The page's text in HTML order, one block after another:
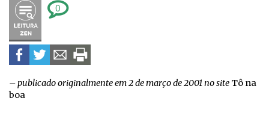
0
– publicado originalmente em 2 de março de 2001 no site Tô na
boa